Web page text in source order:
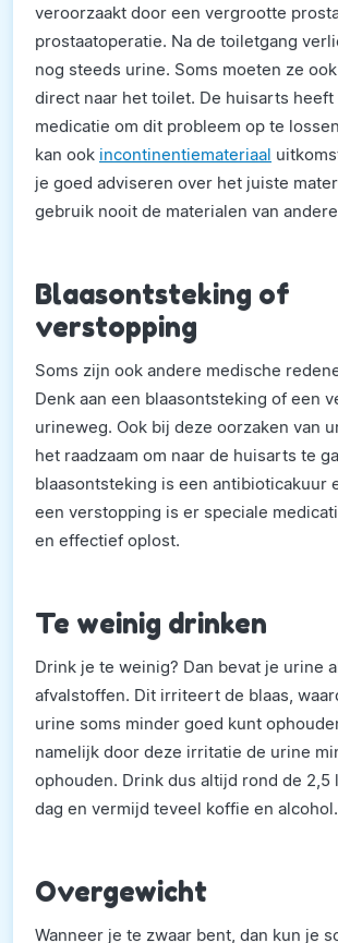
veroorzaakt door een vergrootte
prostaatoperatie. Na de toiletgang
nog steeds urine. Soms moeten ze
direct naar het toilet. De huisarts heeft
medicatie om dit probleem op te
kan ook incontinentiemateriaal
je goed adviseren over het juiste
gebruik nooit de materialen van
Blaasontsteking of
verstopping
Soms zijn ook andere medische
Denk aan een blaasontsteking of een
urineweg. Ook bij deze oorzaken van
het raadzaam om naar de huisarts te
blaasontsteking is een antibioticakuur
een verstopping is er speciale
en effectief oplost.
Te weinig drinken
Drink je te weinig? Dan bevat je urine
afvalstoffen. Dit irriteert de blaas,
urine soms minder goed kunt
namelijk door deze irritatie de urine
ophouden. Drink dus altijd rond de
dag en vermijd teveel koffie en alcohol.
Overgewicht
Wanneer je te zwaar bent, dan kun je